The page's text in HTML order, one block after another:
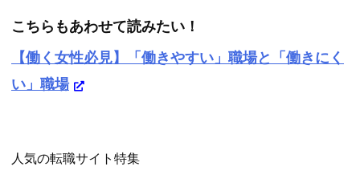
こちらもあわせて読みたい！
【働く女性必見】「働きやすい」職場と「働きにく
い」職場
人気の転職サイト特集